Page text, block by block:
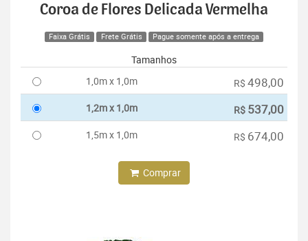
Coroa de Flores Delicada Vermelha
Faixa Grátis Frete Grátis Pague somente após a entrega
Tamanhos
1,0m x 1,0m
R$ 498,00
1,2m x 1,0m R$ 537,00
1,5m x 1,0m R$ 674,00
Comprar